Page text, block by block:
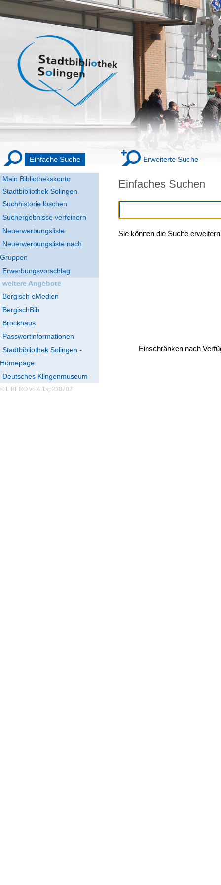
Mein Bibliothekskonto
Stadtbibliothek Solingen
Einfache Suche Erweiterte Suche
Suchhistorie löschen
Suchergebnisse verfeinern
Neuerwerbungsliste
Neuerwerbungsliste nach
Gruppen
Erwerbungsvorschlag
weitere Angebote
Bergisch eMedien
BergischBib
Brockhaus
Passwortinformationen
Stadtbibliothek Solingen -
Homepage
Deutsches Klingenmuseum
© LIBERO v6.4.1sp230702
Einfaches Suchen
Sie können die Suche
Einschränken nach